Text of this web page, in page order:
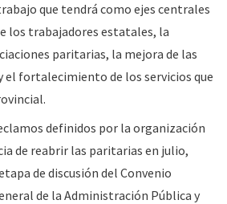
que tendrá como ejes centrales
los trabajadores estatales, la
paritarias, la mejora de las
el fortalecimiento de los servicios que
definidos por la organización
de reabrir las paritarias en julio,
de discusión del Convenio
de la Administración Pública y